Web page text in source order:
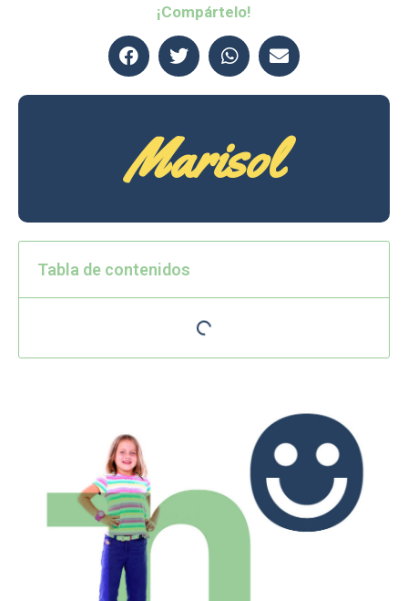
¡Compártelo!
Marisol
Tabla de contenidos